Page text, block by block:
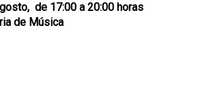
de 17:00 a 20:00 horas
de Música